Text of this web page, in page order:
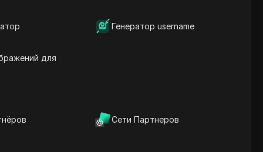
Генератор username
для
Сети Партнеров